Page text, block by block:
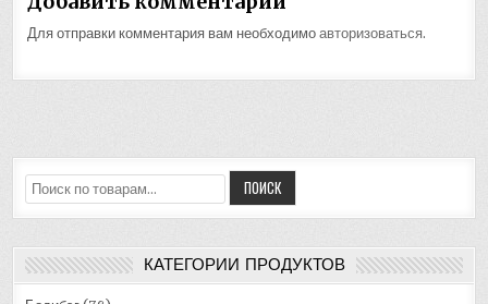
Для отправки комментария вам необходимоавторизоваться.
Искать: ПОИСК
КАТЕГОРИИ ПРОДУКТОВ